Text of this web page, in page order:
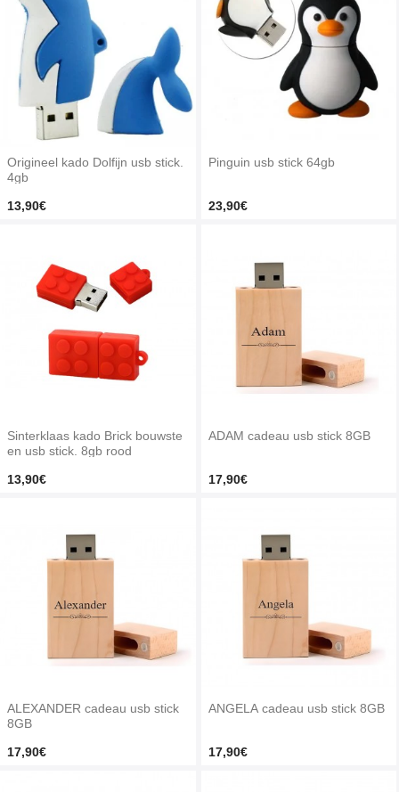
Origineel kado Dolfijn usb stick.
4gb
13,90€
Pinguin usb stick 64gb
23,90€
Sinterklaas kado Brick bouwste
en usb stick. 8gb rood
13,90€
ADAM cadeau usb stick 8GB
17,90€
ALEXANDER cadeau usb stick
8GB
17,90€
ANGELA cadeau usb stick 8GB
17,90€